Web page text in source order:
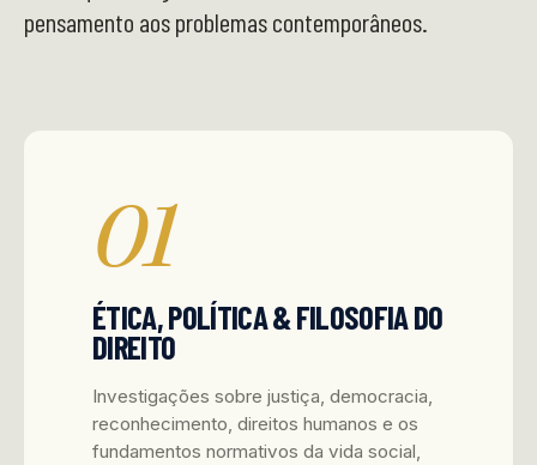
pensamento aos problemas contemporâneos.
01
ÉTICA, POLÍTICA & FILOSOFIA DO
DIREITO
Investigações sobre justiça, democracia,
reconhecimento, direitos humanos e os
fundamentos normativos da vida social,